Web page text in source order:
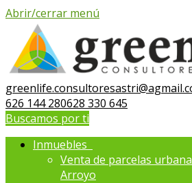
Abrir/cerrar menú
626 144 280628 330 645
Buscamos por ti
Inmuebles
Venta de parcelas
Arroyo